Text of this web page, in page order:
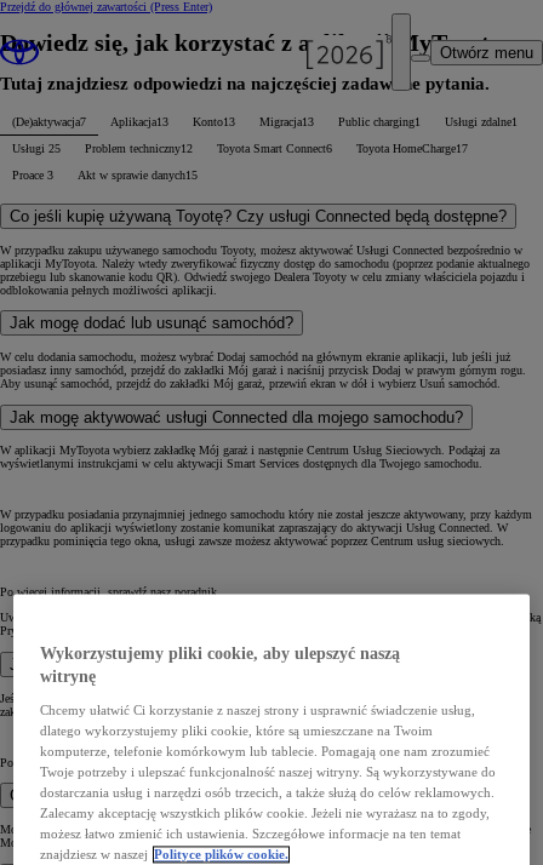
Przejdź do głównej zawartości (Press Enter)
Otwórz menu
Dowiedz się, jak korzystać z aplikacji MyToyota
Tutaj znajdziesz odpowiedzi na najczęściej zadawane pytania.
(De)aktywacja7 Aplikacja13 Konto13 Migracja13 Public charging1 Usługi zdalne1
Usługi 25 Problem techniczny12 Toyota Smart Connect6 Toyota HomeCharge17
Proace 3 Akt w sprawie danych15
Co jeśli kupię używaną Toyotę? Czy usługi Connected będą dostępne?
W przypadku zakupu używanego samochodu Toyoty, możesz aktywować Usługi Connected bezpośrednio w
aplikacji MyToyota. Należy wtedy zweryfikować fizyczny dostęp do samochodu (poprzez podanie aktualnego
przebiegu lub skanowanie kodu QR). Odwiedź swojego Dealera Toyoty w celu zmiany właściciela pojazdu i
odblokowania pełnych możliwości aplikacji.
Jak mogę dodać lub usunąć samochód?
W celu dodania samochodu, możesz wybrać Dodaj samochód na głównym ekranie aplikacji, lub jeśli już
posiadasz inny samochód, przejdź do zakładki Mój garaż i naciśnij przycisk Dodaj w prawym górnym rogu.
Aby usunąć samochód, przejdź do zakładki Mój garaż, przewiń ekran w dół i wybierz Usuń samochód.
Jak mogę aktywować usługi Connected dla mojego samochodu?
W aplikacji MyToyota wybierz zakładkę Mój garaż i następnie Centrum Usług Sieciowych. Podążaj za
wyświetlanymi instrukcjami w celu aktywacji Smart Services dostępnych dla Twojego samochodu.
W przypadku posiadania przynajmniej jednego samochodu który nie został jeszcze aktywowany, przy każdym
logowaniu do aplikacji wyświetlony zostanie komunikat zapraszający do aktywacji Usług Connected. W
przypadku pominięcia tego okna, usługi zawsze możesz aktywować poprzez Centrum usług sieciowych.
Po więcej informacji, sprawdź nasz poradnik.
Uwaga: podczas aktywacji konieczne jest zaakceptowanie Warunków Korzystania oraz zapoznanie się z Polityką
Prywatności.
Jak mogę dezaktywować usługi Connected?
Jeśli chcesz na stałe wyłączyć Usługi Connected w aplikacji MyToyota, wybierz odpowiedni samochód z
zakładki Mój garaż i przechodząc do Centrum usług sieciowych.
Podążaj z wyświetlanymi instrukcjami w celu dezaktywacji usług.
Gdzie mogę sprawdzić moje aktywne subskrypcje?
Możesz sprawdzić Twoje aktywne i nieaktywne subskrypcje otwierając Centrum usług sieciowych w zakładce
Mój garaż.
Wykorzystujemy pliki cookie, aby ulepszyć naszą
witrynę
Chcemy ułatwić Ci korzystanie z naszej strony i usprawnić świadczenie usług,
dlatego wykorzystujemy pliki cookie, które są umieszczane na Twoim
komputerze, telefonie komórkowym lub tablecie. Pomagają one nam zrozumieć
Twoje potrzeby i ulepszać funkcjonalność naszej witryny. Są wykorzystywane do
dostarczania usług i narzędzi osób trzecich, a także służą do celów reklamowych.
Zalecamy akceptację wszystkich plików cookie. Jeżeli nie wyrażasz na to zgody,
możesz łatwo zmienić ich ustawienia. Szczegółowe informacje na ten temat
znajdziesz w naszej Polityce plików cookie.